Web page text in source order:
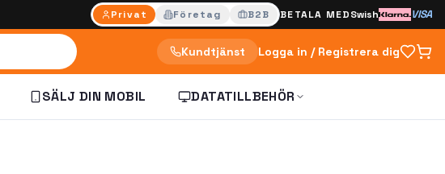
Privat Företag B2B BETALA MEDSwish VISA
Kundtjänst Logga in / Registrera dig
SÄLJ DIN MOBIL DATATILLBEHÖR